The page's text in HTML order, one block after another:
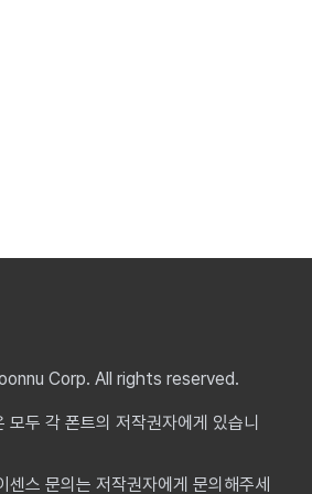
Corp. All rights reserved.
모두 각 폰트의 저작권자에게 있습니
센스 문의는 저작권자에게 문의해주세